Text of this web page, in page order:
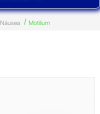
Náusea Motilium